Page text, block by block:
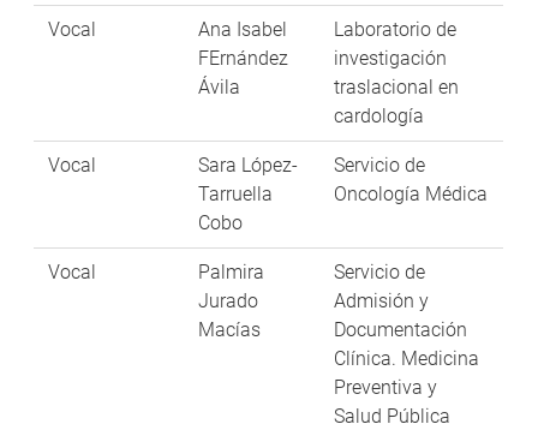
Vocal
Ana Isabel
FErnández
Ávila
Laboratorio de
investigación
traslacional en
cardología
Vocal
Sara López-
Tarruella
Cobo
Servicio de
Oncología Médica
Vocal
Palmira
Jurado
Macías
Servicio de
Admisión y
Documentación
Clínica. Medicina
Preventiva y
Salud Pública